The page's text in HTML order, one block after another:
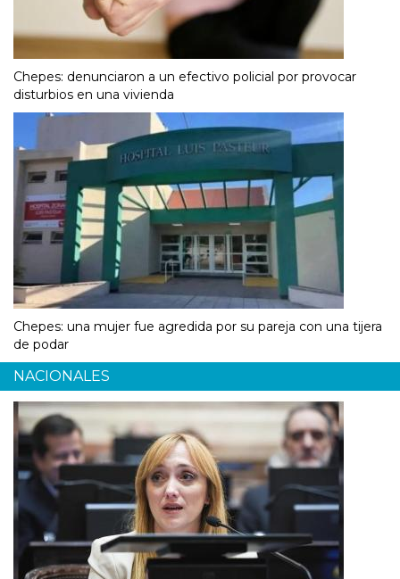
Chepes: denunciaron a un efectivo policial por provocar
disturbios en una vivienda
Chepes: una mujer fue agredida por su pareja con una tijera
de podar
NACIONALES